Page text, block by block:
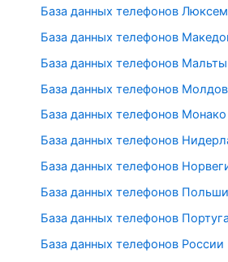
База данных телефонов
База данных телефонов
База данных телефонов Мальты
База данных телефонов
База данных телефонов Монако
База данных телефонов
База данных телефонов
База данных телефонов Польши
База данных телефонов
База данных телефонов России